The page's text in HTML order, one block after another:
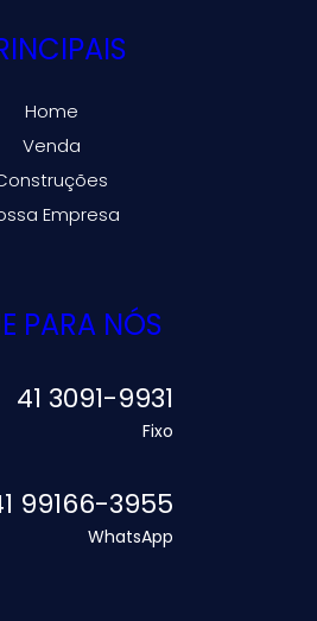
Home
Venda
Empresa
PARA NÓS
41 3091-9931
Fixo
99166-3955
WhatsApp